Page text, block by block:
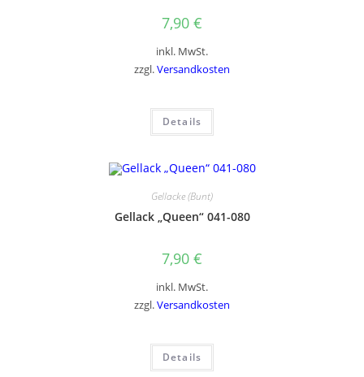
7,90 €
inkl. MwSt.
zzgl.Versandkosten
Details
Gellacke (Bunt)
Gellack „Queen“ 041-080
7,90 €
inkl. MwSt.
zzgl.Versandkosten
Details